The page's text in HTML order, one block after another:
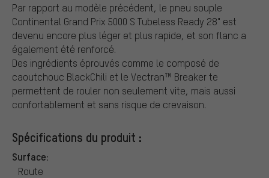
Par rapport au modèle précédent, le pneu souple
Continental Grand Prix 5000 S Tubeless Ready 28" est
devenu encore plus léger et plus rapide, et son flanc a
également été renforcé.
Des ingrédients éprouvés comme le composé de
caoutchouc BlackChili et le Vectran™ Breaker te
permettent de rouler non seulement vite, mais aussi
confortablement et sans risque de crevaison.
Spécifications du produit :
Surface:
Route